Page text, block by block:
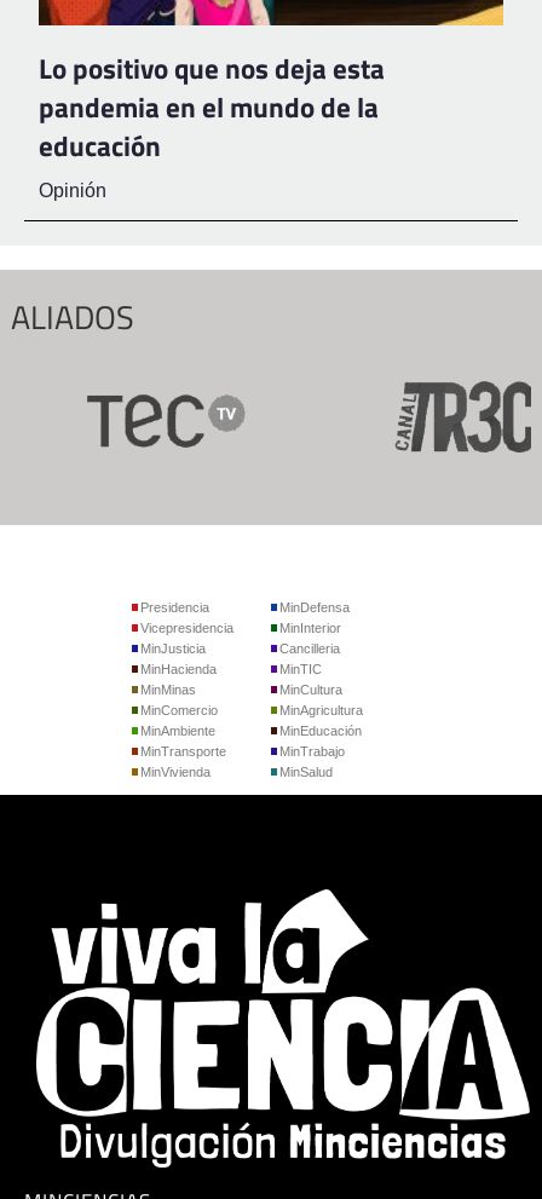
Lo positivo que nos deja esta
pandemia en el mundo de la
educación
Opinión
ALIADOS
Presidencia
Vicepresidencia
MinJusticia
MinDefensa
MinInterior
Cancilleria
MinHacienda
MinMinas
MinComercio
MinTIC
MinCultura
MinAgricultura
MinAmbiente
MinTransporte
MinVivienda
MinEducación
MinTrabajo
MinSalud